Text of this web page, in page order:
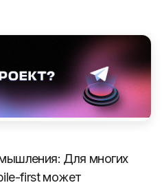
Для многих
first может